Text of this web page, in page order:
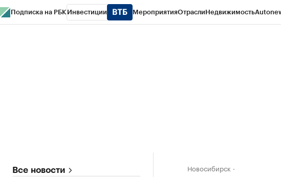
Подписка на РБК Инвестиции МероприятияОтраслиНедвижимость
Все новости Новосибирск